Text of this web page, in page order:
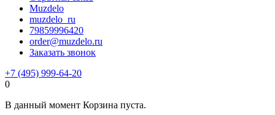
Muzdelo
muzdelo_ru
79859996420
order@muzdelo.ru
Заказать звонок
+7 (495) 999-64-20
0
В данный момент Корзина пуста.